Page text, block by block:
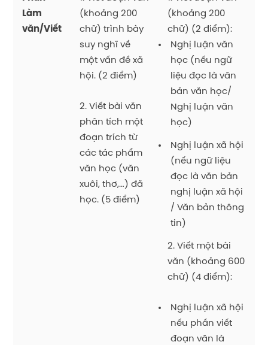
Làm
văn/Viết
(khoảng 200
chữ) trình bày
suy nghĩ về
một vấn đề xã
hội. (2 điểm)
2. Viết bài văn
phân tích một
đoạn trích từ
các tác phẩm
văn học (văn
xuôi, thơ,…) đã
học. (5 điểm)
(khoảng 200
chữ) (2 điểm):
Nghị luận văn
học (nếu ngữ
liệu đọc là văn
bản văn học/
Nghị luận văn
học)
Nghị luận xã hội
(nếu ngữ liệu
đọc là văn bản
nghị luận xã hội
/ Văn bản thông
tin)
2. Viết một bài
văn (khoảng 600
chữ) (4 điểm):
Nghị luận xã hội
nếu phần viết
đoạn văn là